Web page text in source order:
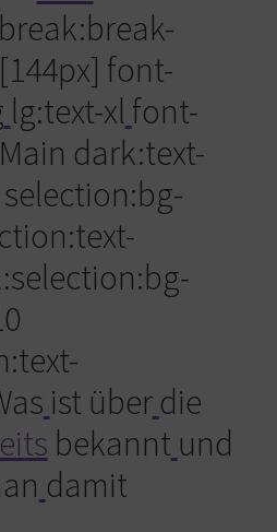
font-
lg:text-xl font-
dark:text-
ist über die
bekannt und
damit